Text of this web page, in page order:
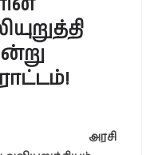
அரசி